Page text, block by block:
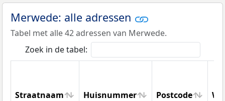
Merwede: alle adressen
Tabel met alle 42 adressen van Merwede.
Zoek in de tabel:
Straatnaam Huisnummer Postcode